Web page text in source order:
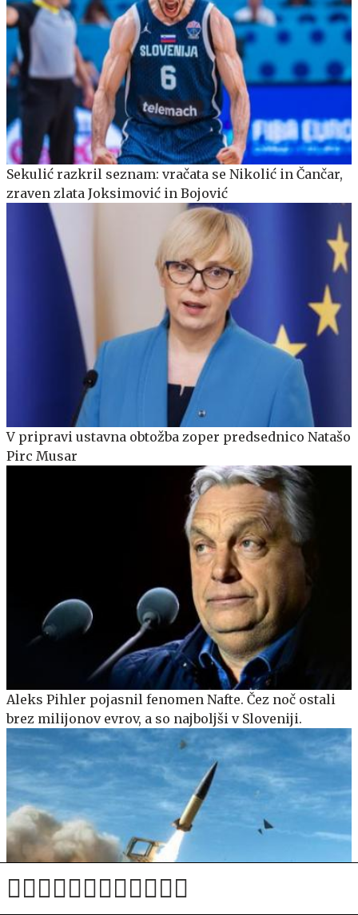
Sekulić razkril seznam: vračata se Nikolić in Čančar,
zraven zlata Joksimović in Bojović
V pripravi ustavna obtožba zoper predsednico Natašo
Pirc Musar
Aleks Pihler pojasnil fenomen Nafte. Čez noč ostali
brez milijonov evrov, a so najboljši v Sloveniji.